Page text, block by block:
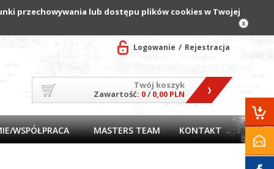
przechowywania lub dostępu plików cookies w Twojej
Logowanie Rejestracja
Twój koszyk
Zawartość: 0/ 0,00 PLN
WSPÓŁPRACA MASTERS TEAM KONTAKT